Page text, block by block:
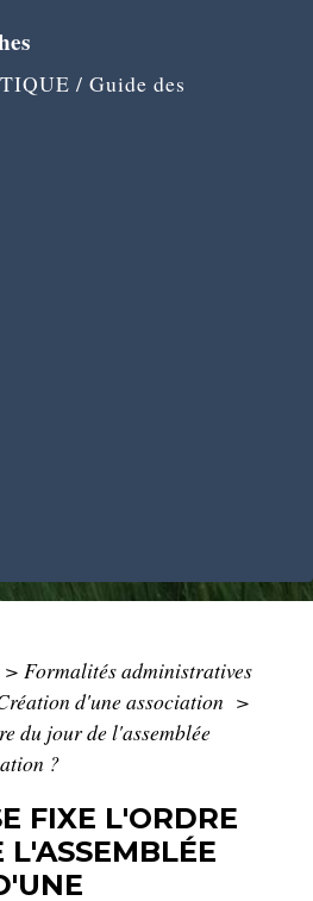
/ Guide des
> Formalités administratives
d'une association >
du jour de l'assemblée
?
FIXE L'ORDRE